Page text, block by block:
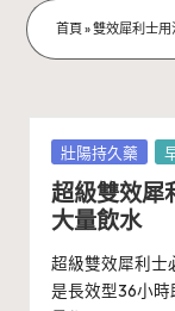
首頁»雙效犀利士用
Posted
in
壯陽持久藥
超級雙效犀
大量飲水
超級雙效犀利
是長效型36小